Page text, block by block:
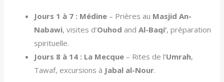
Jours 1 à 7 : Médine – Prières au Masjid An-
Nabawi, visites d’Ouhod andAl-Baqi’, préparation
spirituelle.
Jours 8 à 14 : La Mecque – Rites de l’Umrah,
Tawaf, excursions à Jabal al-Nour.